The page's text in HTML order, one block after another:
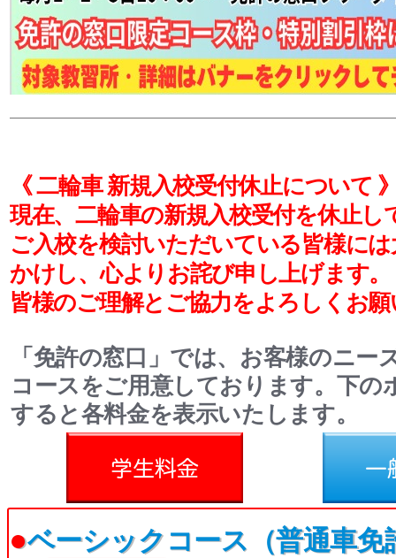
《 二輪車 新規入校受付休止について
現在、二輪車の新規入校受付を休止し
ご入校を検討いただいている皆様に
かけし、心よりお詫び申し上げます。
皆様のご理解とご協力をよろしくお
「免許の窓口」では、お客様のニー
コースをご用意しております。下の
すると各料金を表示いたします。
●ベーシックコース（普通車免